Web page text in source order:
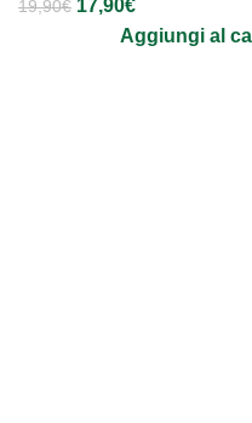
19,90€ 17,90€
Aggiungi al